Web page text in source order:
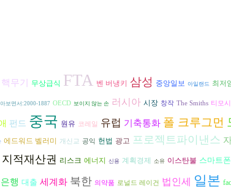
핵무기 무상급식 FTA 벤 버냉키 삼성 중앙일보 아일랜드 최저
보면서:2000-1887 OECD 보이지 않는 손 러시아 시장 창작 The Smiths 티모
펀드 중국 원유 코레일 유럽 기축통화 폴 크루그먼
에드워드 벨러미 개신교 공익 헌법 광고 프로젝트파이낸스
지적재산권 리스크 에너지 신용 계획경제 소유 이스탄불 스마트폰
행 대출 세계화 북한 의약품 로널드 레이건 법인세 일본